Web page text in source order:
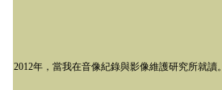
2012年，當我在音像紀錄與影像維護研究所就讀。